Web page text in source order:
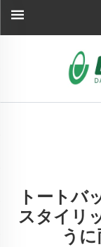
トートバ
スタイリ
う